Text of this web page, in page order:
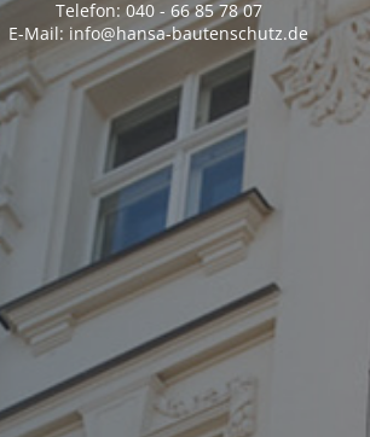
Telefon: 040 - 66 85 78 07
E-Mail: info@hansa-bautenschutz.de